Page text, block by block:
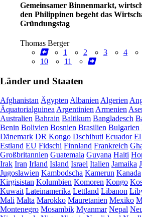
Gemeinsamer Binnenmarkt,
den Philippinen begeht das
Gründungstag
Thomas Berger
1
2 3 4
10
11
Länder und Staaten
Afghanistan ÄgyptenAlbanienAlgerien
ÄquatorialguineaArgentinienArmenien
Australien Bahrain Baltikum Bangladesch
Benin Bolivien Bosnien Brasilien Bulgarien
Dänemark DR Kongo Dschibuti Ecuador El
Estland EU Fidschi Finnland Frankreich
Großbritannien Guatemala Guyana Haiti
Irak Iran Irland Island Israel Italien Jamaika
Jugoslawien Kambodscha Kamerun Kanada
Kirgisistan Kolumbien Komoren Kongo
Kuwait Lateinamerika Lettland Libanon
Mali Malta Marokko Mauretanien Mexiko
Montenegro Mosambik Myanmar Nepal